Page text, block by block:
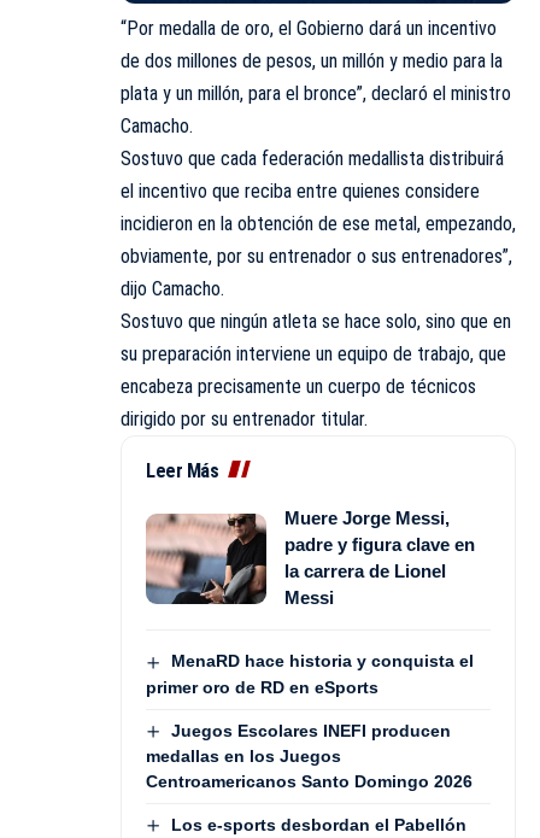
“Por medalla de oro, el Gobierno dará un incentivo
de dos millones de pesos, un millón y medio para la
plata y un millón, para el bronce”, declaró el ministro
Camacho.
Sostuvo que cada federación medallista distribuirá
el incentivo que reciba entre quienes considere
incidieron en la obtención de ese metal, empezando,
obviamente, por su entrenador o sus entrenadores”,
dijo Camacho.
Sostuvo que ningún atleta se hace solo, sino que en
su preparación interviene un equipo de trabajo, que
encabeza precisamente un cuerpo de técnicos
dirigido por su entrenador titular.
Leer Más
Muere Jorge Messi,
padre y figura clave en
la carrera de Lionel
Messi
MenaRD hace historia y conquista el
primer oro de RD en eSports
Juegos Escolares INEFI producen
medallas en los Juegos
Centroamericanos Santo Domingo 2026
Los e-sports desbordan el Pabellón